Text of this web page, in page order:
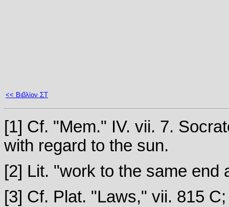
<< Βιβλίον ΣΤ
[1] Cf. "Mem." IV. vii. 7.
with regard to the sun.
[2] Lit. "work to the same end
[3] Cf. Plat. "Laws," vii. 815